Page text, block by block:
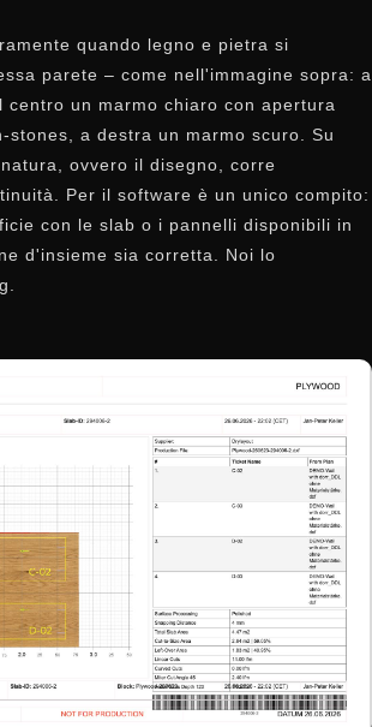
quando legno e pietra si
parete – come nell'immagine sopra: a
un marmo chiaro con apertura
stones, a destra un marmo scuro. Su
ovvero il disegno, corre
Per il software è un unico compito:
con le slab o i pannelli disponibili in
d'insieme sia corretta. Noi lo